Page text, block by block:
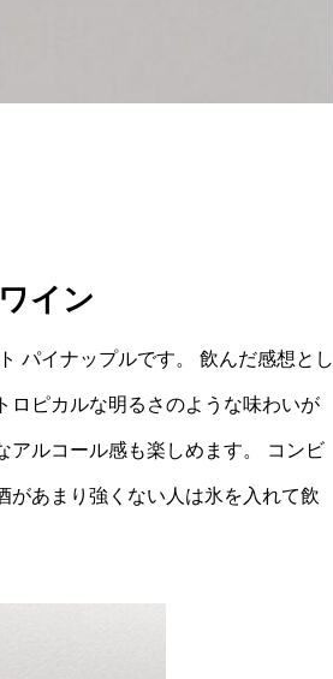
イン
パイナップルです。 飲んだ感想とし
ロピカルな明るさのような味わいが
アルコール感も楽しめます。 コンビ
があまり強くない人は氷を入れて飲